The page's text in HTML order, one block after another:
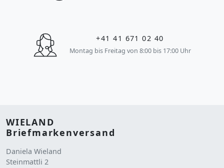
+41 41 671 02 40
Montag bis Freitag von 8:00 bis 17:00 Uhr
WIELAND
Briefmarkenversand
Daniela Wieland
Steinmattli 2